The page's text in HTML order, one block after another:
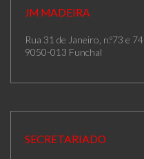
JM MADEIRA
Rua 31 de Janeiro, n.º73 e 74
9050-013 Funchal
SECRETARIADO